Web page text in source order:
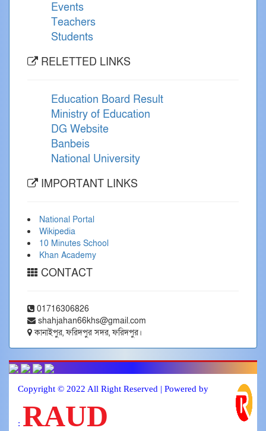
Events
Teachers
Students
RELETTED LINKS
Education Board Result
Ministry of Education
DG Website
Banbeis
National University
IMPORTANT LINKS
National Portal
Wikipedia
10 Minutes School
Khan Academy
CONTACT
01716306826
shahjahan66khs@gmail.com
কানাইপুর, ফরিদপুর সদর, ফরিদপুর।
Copyright © 2022 All Right Reserved | Powered by
: RAUD